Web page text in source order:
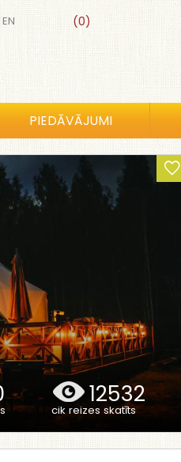
(0)
EN
PIEDĀVĀJUMI
12532
cik reizes skatīts